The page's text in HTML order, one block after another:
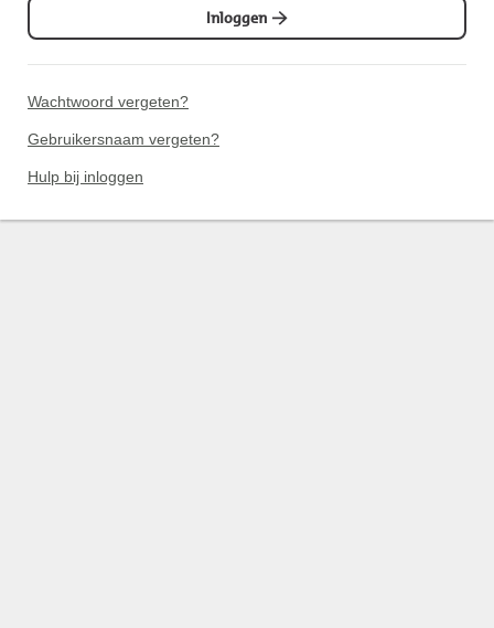
Inloggen
Wachtwoord vergeten?
Gebruikersnaam vergeten?
Hulp bij inloggen